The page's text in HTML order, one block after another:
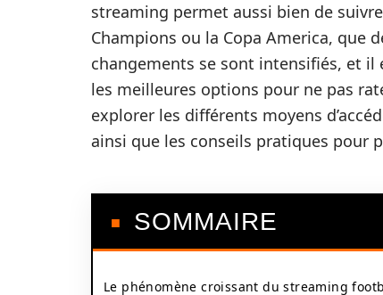
streaming permet aussi bien de
Champions ou la Copa America, que
changements se sont intensifiés, et
les meilleures options pour ne pas
explorer les différents moyens
ainsi que les conseils pratiques pour
SOMMAIRE
Le phénomène croissant du streaming